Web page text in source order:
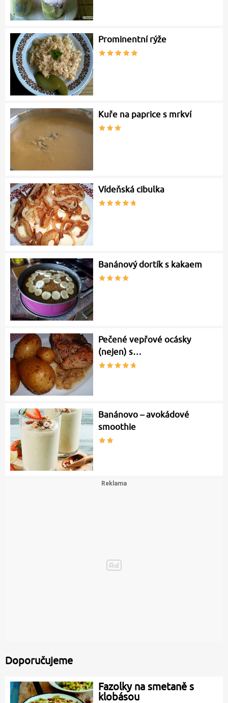
Prominentní rýže
Kuře na paprice s mrkví
Vídeňská cibulka
Banánový dortík s kakaem
Pečené vepřové ocásky
(nejen) s…
Banánovo – avokádové
smoothie
Doporučujeme
Fazolky na smetaně s
klobásou